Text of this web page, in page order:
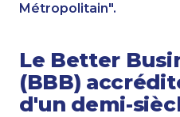
Métropolitain".
Le Better
(BBB)
d'un demi-